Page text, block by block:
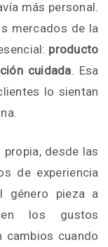
más personal.
mercados de la
producto
cuidada. Esa
lo sientan
desde las
de experiencia
género pieza a
los gustos
cambios cuando